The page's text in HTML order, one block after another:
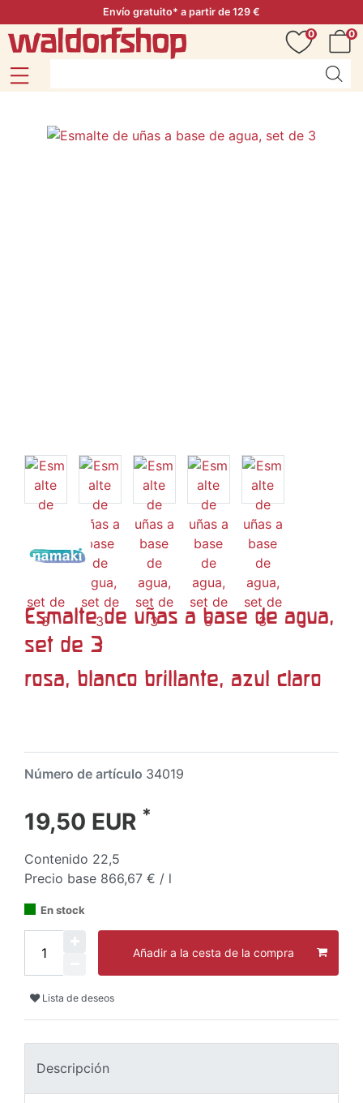
Envío gratuito* a partir de 129 €
0
0
Esmalte de uñas a base de agua,
set de 3
rosa, blanco brillante, azul claro
Número de artículo 34019
19,50 EUR *
Contenido 22,5
Precio base 866,67 € / l
En stock
Añadir a la cesta de la compra
Lista de deseos
Descripción